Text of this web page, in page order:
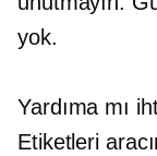
yok.
Yardıma mı
Etiketleri